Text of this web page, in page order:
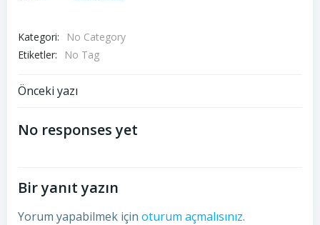
Kategori:
No Category
Etiketler:
No Tag
Post
navigation
Önceki yazı
No responses yet
Bir yanıt yazın
Yorum yapabilmek için oturum açmalısınız.